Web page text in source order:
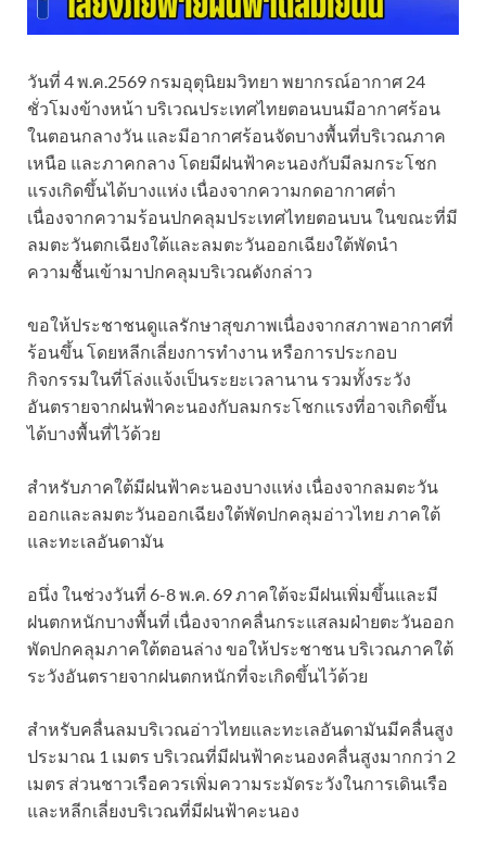
วันที่ 4 พ.ค.2569 กรมอุตุนิยมวิทยา พยากรณ์อากาศ 24
ชั่วโมงข้างหน้า บริเวณประเทศไทยตอนบนมีอากาศร้อน
ในตอนกลางวัน และมีอากาศร้อนจัดบางพื้นที่บริเวณภาค
เหนือ และภาคกลาง โดยมีฝนฟ้าคะนองกับมีลมกระโชก
แรงเกิดขึ้นได้บางแห่ง เนื่องจากความกดอากาศต่ำ
เนื่องจากความร้อนปกคลุมประเทศไทยตอนบน ในขณะที่มี
ลมตะวันตกเฉียงใต้และลมตะวันออกเฉียงใต้พัดนำ
ความชื้นเข้ามาปกคลุมบริเวณดังกล่าว
ขอให้ประชาชนดูแลรักษาสุขภาพเนื่องจากสภาพอากาศที่
ร้อนขึ้น โดยหลีกเลี่ยงการทำงาน หรือการประกอบ
กิจกรรมในที่โล่งแจ้งเป็นระยะเวลานาน รวมทั้งระวัง
อันตรายจากฝนฟ้าคะนองกับลมกระโชกแรงที่อาจเกิดขึ้น
ได้บางพื้นที่ไว้ด้วย
สำหรับภาคใต้มีฝนฟ้าคะนองบางแห่ง เนื่องจากลมตะวัน
ออกและลมตะวันออกเฉียงใต้พัดปกคลุมอ่าวไทย ภาคใต้
และทะเลอันดามัน
อนึ่ง ในช่วงวันที่ 6-8 พ.ค. 69 ภาคใต้จะมีฝนเพิ่มขึ้นและมี
ฝนตกหนักบางพื้นที่ เนื่องจากคลื่นกระแสลมฝ่ายตะวันออก
พัดปกคลุมภาคใต้ตอนล่าง ขอให้ประชาชน บริเวณภาคใต้
ระวังอันตรายจากฝนตกหนักที่จะเกิดขึ้นไว้ด้วย
สำหรับคลื่นลมบริเวณอ่าวไทยและทะเลอันดามันมีคลื่นสูง
ประมาณ 1 เมตร บริเวณที่มีฝนฟ้าคะนองคลื่นสูงมากกว่า 2
เมตร ส่วนชาวเรือควรเพิ่มความระมัดระวังในการเดินเรือ
และหลีกเลี่ยงบริเวณที่มีฝนฟ้าคะนอง